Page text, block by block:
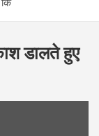
डालते हुए